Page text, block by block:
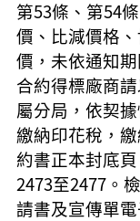
第53條、第54
價、比減價格
價，未依通知
合約得標廠商
屬分局，依契
繳納印花稅，
約書正本封底
2473至2477。
請書及宣傳單